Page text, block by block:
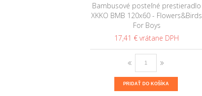
Bambusové posteľné prestieradlo
XKKO BMB 120x60 - Flowers&Birds
For Boys
17,41 €
PRIDAŤ DO KOŠÍKA